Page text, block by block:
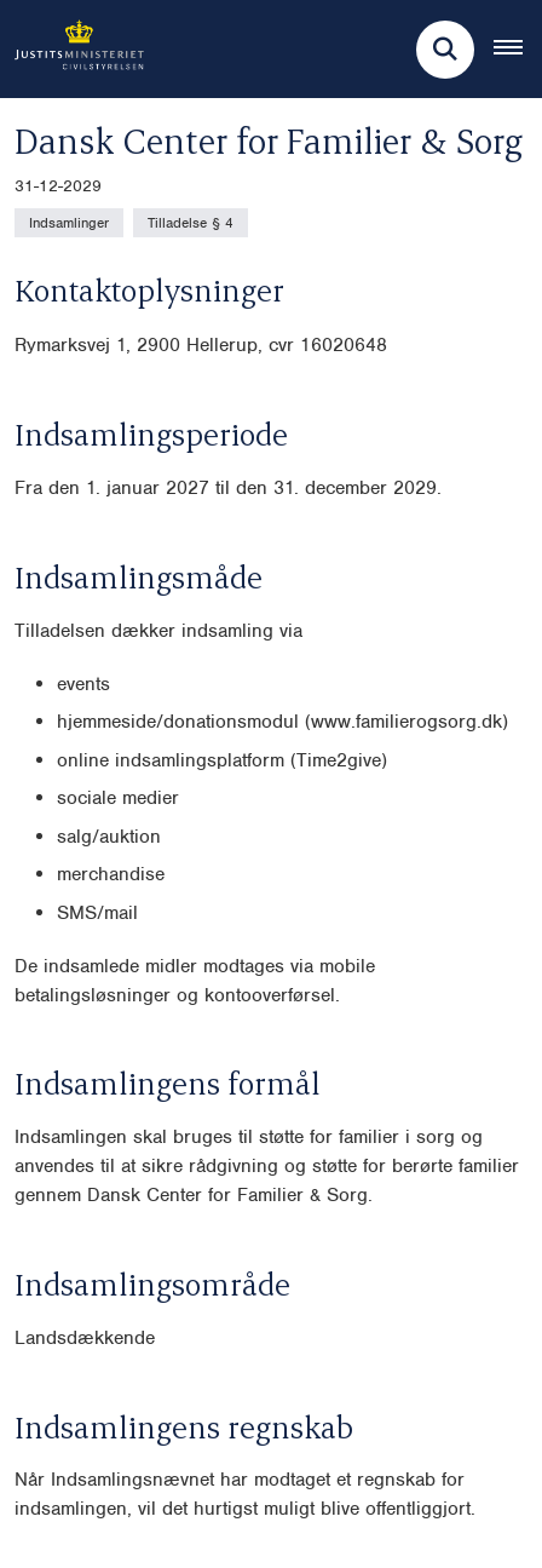
Dansk Center for Familier & Sorg
31-12-2029
Indsamlinger Tilladelse § 4
Kontaktoplysninger
Rymarksvej 1, 2900 Hellerup, cvr 16020648
Indsamlingsperiode
Fra den 1. januar 2027 til den 31. december 2029.
Indsamlingsmåde
Tilladelsen dækker indsamling via
events
hjemmeside/donationsmodul (www.familierogsorg.dk)
online indsamlingsplatform (Time2give)
sociale medier
salg/auktion
merchandise
SMS/mail
De indsamlede midler modtages via mobile
betalingsløsninger og kontooverførsel.
Indsamlingens formål
Indsamlingen skal bruges til støtte for familier i sorg og
anvendes til at sikre rådgivning og støtte for berørte familier
gennem Dansk Center for Familier & Sorg.
Indsamlingsområde
Landsdækkende
Indsamlingens regnskab
Når Indsamlingsnævnet har modtaget et regnskab for
indsamlingen, vil det hurtigst muligt blive offentliggjort.